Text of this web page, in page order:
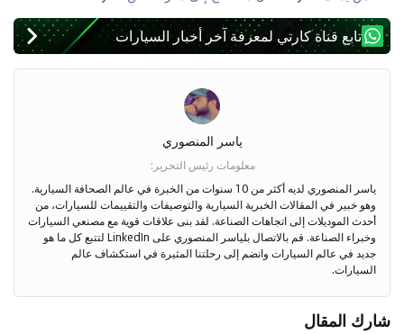
تابع قناة كارتي لمعرفة آخر أخبار السيارات
ياسر المنصوري
معلومات رئيس التحرير :
ياسر المنصوري لديه أكثر من 10 سنوات من الخبرة في عالم الصحافة السيارية.
وهو خبير في المقالات الخبرية السيارية والتوصيفات والتقييمات للسيارات، من
أحدث الموديلات إلى اتجاهات الصناعة. لقد بنى علاقات قوية مع مصنعي السيارات
وخبراء الصناعة. قم بالاتصال بلياسر المنصوري على LinkedIn لتتبع كل ما هو
جديد في عالم السيارات وانضم إلى رحلتنا المثيرة في استكشاف عالم
السيارات.
شارك المقال